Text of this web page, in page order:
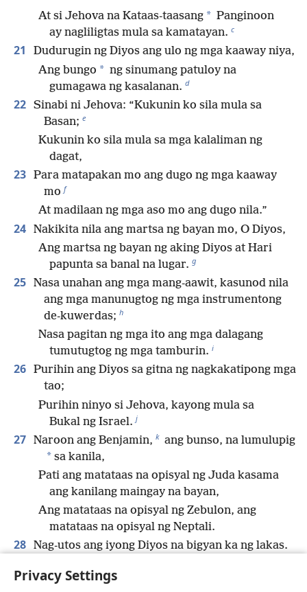
Privacy Settings
At si Jehova na Kataas-taasang * Panginoon
ay nagliligtas mula sa kamatayan. c
21
Dudurugin ng Diyos ang ulo ng mga kaaway niya,
Ang bungo * ng sinumang patuloy na
gumagawa ng kasalanan. d
22 Sinabi ni Jehova: “Kukunin ko sila mula sa
Basan; e
Kukunin ko sila mula sa mga kalaliman ng
dagat,
23 Para matapakan mo ang dugo ng mga kaaway
mo f
At madilaan ng mga aso mo ang dugo nila.”
24 Nakikita nila ang martsa ng bayan mo, O Diyos,
Ang martsa ng bayan ng aking Diyos at Hari
papunta sa banal na lugar. g
25 Nasa unahan ang mga mang-aawit, kasunod nila
ang mga manunugtog ng mga instrumentong
de-kuwerdas; h
Nasa pagitan ng mga ito ang mga dalagang
tumutugtog ng mga tamburin. i
26 Purihin ang Diyos sa gitna ng nagkakatipong mga
tao;
Purihin ninyo si Jehova, kayong mula sa
Bukal ng Israel. j
27 Naroon ang Benjamin, k ang bunso, na lumulupig
* sa kanila,
Pati ang matataas na opisyal ng Juda kasama
ang kanilang maingay na bayan,
Ang matataas na opisyal ng Zebulon, ang
matataas na opisyal ng Neptali.
28 Nag-utos ang iyong Diyos na bigyan ka ng lakas.
ginawa mo noon para sa amin.